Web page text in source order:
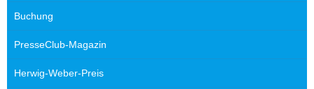
Buchung
PresseClub-Magazin
Herwig-Weber-Preis